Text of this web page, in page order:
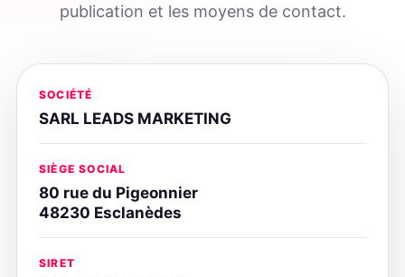
publication et les moyens de contact.
SOCIÉTÉ
SARL LEADS MARKETING
SIÈGE SOCIAL
80 rue du Pigeonnier
48230 Esclanèdes
SIRET